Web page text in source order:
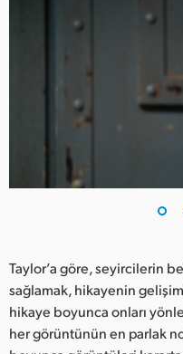
Chinese Taipei
Turkey
United Kingdom
United States
Taylor’a göre, seyircilerin
sağlamak, hikayenin
hikaye boyunca onları
her görüntünün en parlak